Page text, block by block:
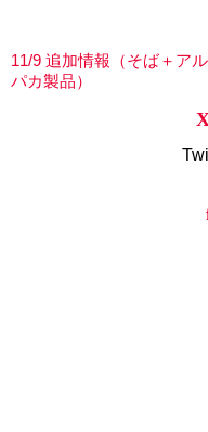
11/9 追加情報（そば＋アル
パカ製品）